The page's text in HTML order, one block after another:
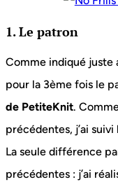
1. Le patron
Comme indiqué juste
pour la 3ème fois le
de PetiteKnit.
précédentes, j’ai
La seule différence
précédentes : j’ai